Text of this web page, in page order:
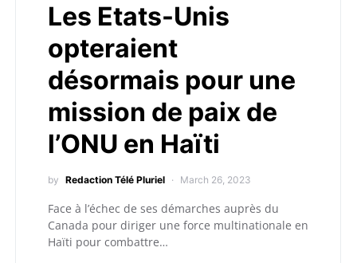
Les Etats-Unis
opteraient
désormais pour une
mission de paix de
l’ONU en Haïti
by Redaction Télé Pluriel March 26, 2023
Face à l’échec de ses démarches auprès du
Canada pour diriger une force multinationale en
Haïti pour combattre…